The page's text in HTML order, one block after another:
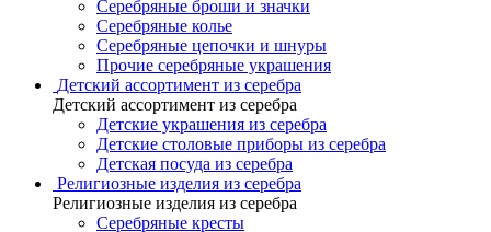
Серебряные броши и значки
Серебряные колье
Серебряные цепочки и шнуры
Прочие серебряные украшения
Детский ассортимент из серебра
Детский ассортимент из серебра
Детские украшения из серебра
Детские столовые приборы из серебра
Детская посуда из серебра
Религиозные изделия из серебра
Религиозные изделия из серебра
Серебряные кресты